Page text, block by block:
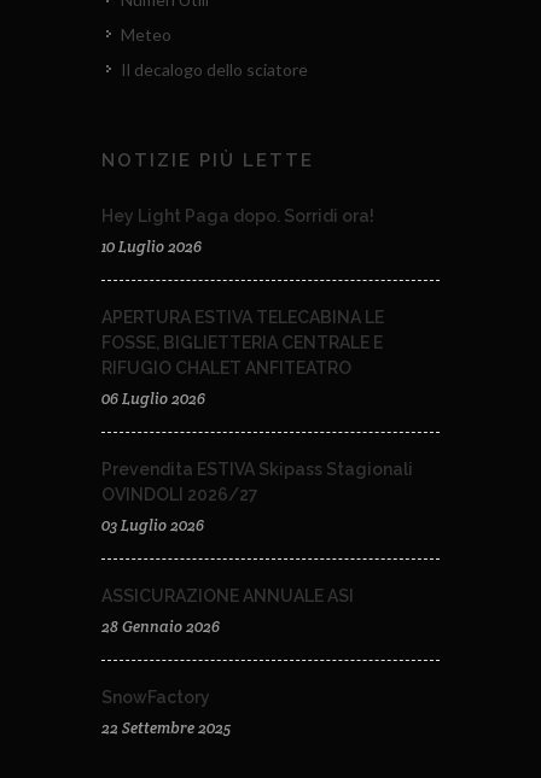
Meteo
Il decalogo dello sciatore
NOTIZIE PIÙ LETTE
Hey Light Paga dopo. Sorridi ora!
10 Luglio 2026
APERTURA ESTIVA TELECABINA LE
FOSSE, BIGLIETTERIA CENTRALE E
RIFUGIO CHALET ANFITEATRO
06 Luglio 2026
Prevendita ESTIVA Skipass Stagionali
OVINDOLI 2026/27
03 Luglio 2026
ASSICURAZIONE ANNUALE ASI
28 Gennaio 2026
SnowFactory
22 Settembre 2025